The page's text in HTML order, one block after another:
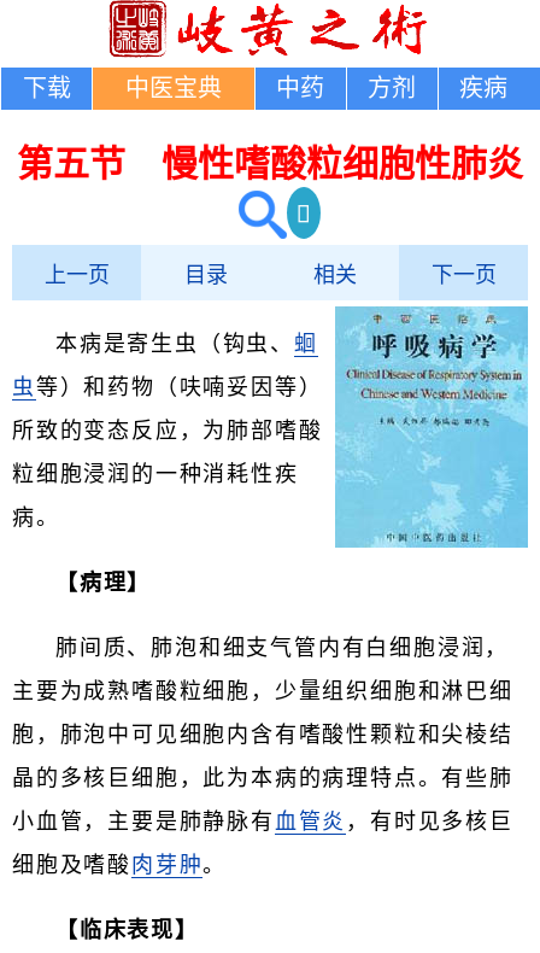
下载 中医宝典 中药 方剂 疾病
第五节 慢性嗜酸粒细胞性肺炎
上一页 目录 相关 下一页
本病是寄生虫（钩虫、蛔
虫等）和药物（呋喃妥因等）
所致的变态反应，为肺部嗜酸
粒细胞浸润的一种消耗性疾
病。
【病理】
肺间质、肺泡和细支气管内有白细胞浸润，
主要为成熟嗜酸粒细胞，少量组织细胞和淋巴细
胞，肺泡中可见细胞内含有嗜酸性颗粒和尖棱结
晶的多核巨细胞，此为本病的病理特点。有些肺
小血管，主要是肺静脉有 血管炎 ，有时见多核巨
细胞及嗜酸 肉芽肿。
【临床表现】